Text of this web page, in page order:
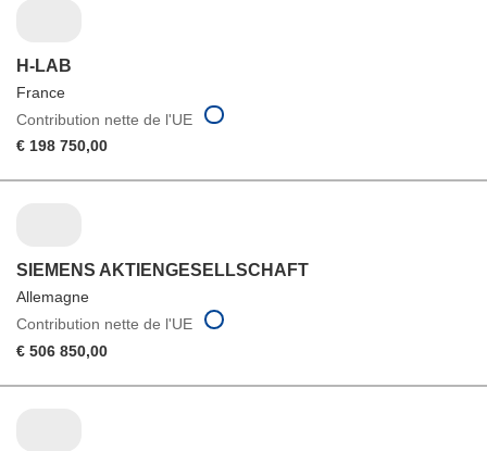
H-LAB
France
Contribution nette de l'UE
€ 198 750,00
SIEMENS AKTIENGESELLSCHAFT
Allemagne
Contribution nette de l'UE
€ 506 850,00